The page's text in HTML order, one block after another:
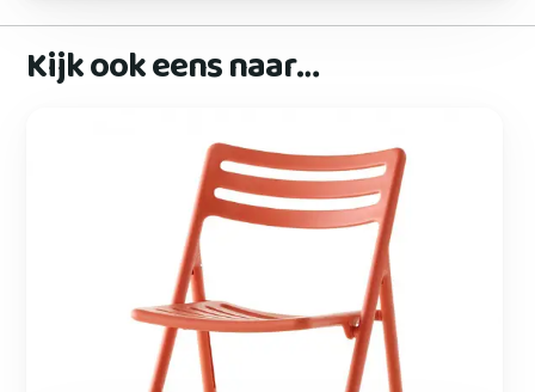
Kijk ook eens naar…